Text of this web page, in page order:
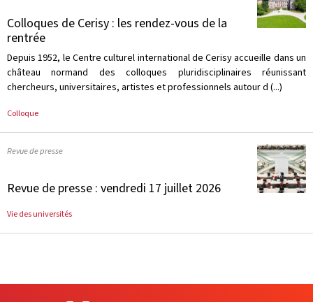
Colloques de Cerisy : les rendez-vous de la
rentrée
Depuis 1952, le Centre culturel international de Cerisy accueille dans un
château normand des colloques pluridisciplinaires réunissant
chercheurs, universitaires, artistes et professionnels autour d (...)
Colloque
Revue de presse
Revue de presse : vendredi 17 juillet 2026
Vie des universités